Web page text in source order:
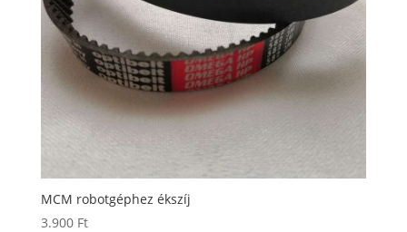
MCM robotgéphez ékszíj
3.900 Ft